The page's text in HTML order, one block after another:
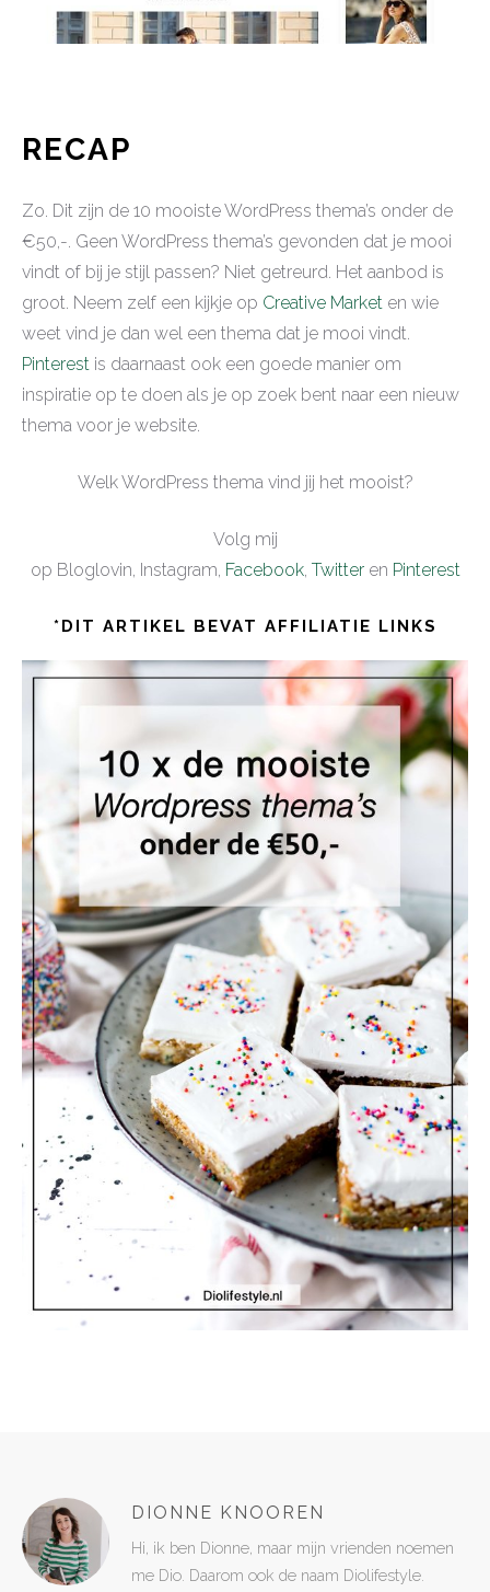
RECAP
Zo. Dit zijn de 10 mooiste WordPress thema’s onder de
€50,-. Geen WordPress thema’s gevonden dat je mooi
vindt of bij je stijl passen? Niet getreurd. Het aanbod is
groot. Neem zelf een kijkje op Creative Market en wie
weet vind je dan wel een thema dat je mooi vindt.
Pinterest is daarnaast ook een goede manier om
inspiratie op te doen als je op zoek bent naar een nieuw
thema voor je website.
Welk WordPress thema vind jij het mooist?
Volg mij
op Bloglovin, Instagram, Facebook, Twitteren Pinterest
*DIT ARTIKEL BEVAT AFFILIATIE LINKS
DIONNE KNOOREN
Hi, ik ben Dionne, maar mijn vrienden noemen
me Dio. Daarom ook de naam Diolifestyle.